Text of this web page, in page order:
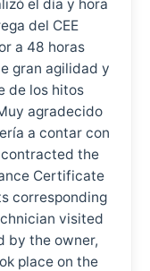
el día y hora
del CEE
a 48 horas
gran agilidad y
de los hitos
agradecido
a contar con
the
Certificate
corresponding
visited
by the owner,
place on the